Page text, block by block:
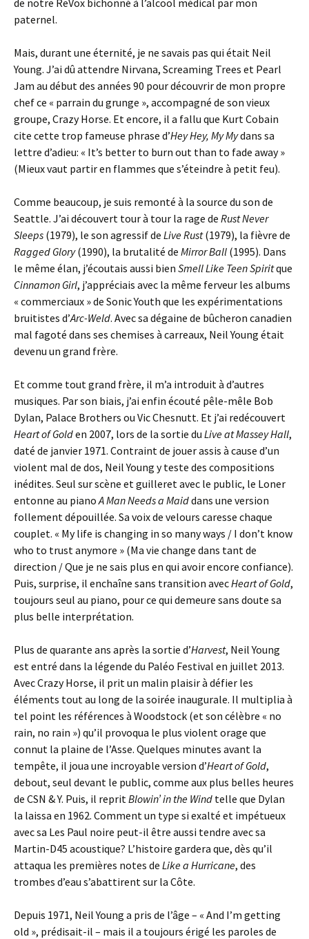
de notre ReVox bichonné à l’alcool médical par mon
paternel.
Mais, durant une éternité, je ne savais pas qui était Neil
Young. J’ai dû attendre Nirvana, Screaming Trees et Pearl
Jam au début des années 90 pour découvrir de mon propre
chef ce « parrain du grunge », accompagné de son vieux
groupe, Crazy Horse. Et encore, il a fallu que Kurt Cobain
cite cette trop fameuse phrase d’Hey Hey, My Mydans sa
lettre d’adieu: « It’s better to burn out than to fade away »
(Mieux vaut partir en flammes que s’éteindre à petit feu).
Comme beaucoup, je suis remonté à la source du son de
Seattle. J’ai découvert tour à tour la rage de Rust Never
Sleeps (1979), le son agressif de Live Rust(1979), la fièvre de
Ragged Glory(1990), la brutalité de Mirror Ball (1995). Dans
le même élan, j’écoutais aussi bien Smell Like Teen Spiritque
Cinnamon Girl, j’appréciais avec la même ferveur les albums
« commerciaux » de Sonic Youth que les expérimentations
bruitistes d’Arc-Weld. Avec sa dégaine de bûcheron canadien
mal fagoté dans ses chemises à carreaux, Neil Young était
devenu un grand frère.
Et comme tout grand frère, il m’a introduit à d’autres
musiques. Par son biais, j’ai enfin écouté pêle-mêle Bob
Dylan, Palace Brothers ou Vic Chesnutt. Et j’ai redécouvert
Heart of Golden 2007, lors de la sortie du Live at Massey Hall,
daté de janvier 1971. Contraint de jouer assis à cause d’un
violent mal de dos, Neil Young y teste des compositions
inédites. Seul sur scène et guilleret avec le public, le Loner
entonne au pianoA Man Needs a Maiddans une version
follement dépouillée. Sa voix de velours caresse chaque
couplet. « My life is changing in so many ways / I don’t know
who to trust anymore » (Ma vie change dans tant de
direction / Que je ne sais plus en qui avoir encore confiance).
Puis, surprise, il enchaîne sans transition avecHeart of Gold,
toujours seul au piano, pour ce qui demeure sans doute sa
plus belle interprétation.
Plus de quarante ans après la sortie d’Harvest, Neil Young
est entré dans la légende du Paléo Festival en juillet 2013.
Avec Crazy Horse, il prit un malin plaisir à défier les
éléments tout au long de la soirée inaugurale. Il multiplia à
tel point les références à Woodstock (et son célèbre « no
rain, no rain ») qu’il provoqua le plus violent orage que
connut la plaine de l’Asse. Quelques minutes avant la
tempête, il joua une incroyable version d’Heart of Gold,
debout, seul devant le public, comme aux plus belles heures
de CSN & Y. Puis, il repritBlowin’ in the Wind telle que Dylan
la laissa en 1962. Comment un type si exalté et impétueux
avec sa Les Paul noire peut-il être aussi tendre avec sa
Martin-D45 acoustique? L’histoire gardera que, dès qu’il
attaqua les premières notes de Like a Hurricane, des
trombes d’eau s’abattirent sur la Côte.
Depuis 1971, Neil Young a pris de l’âge – « And I’m getting
old », prédisait-il – mais il a toujours érigé les paroles de